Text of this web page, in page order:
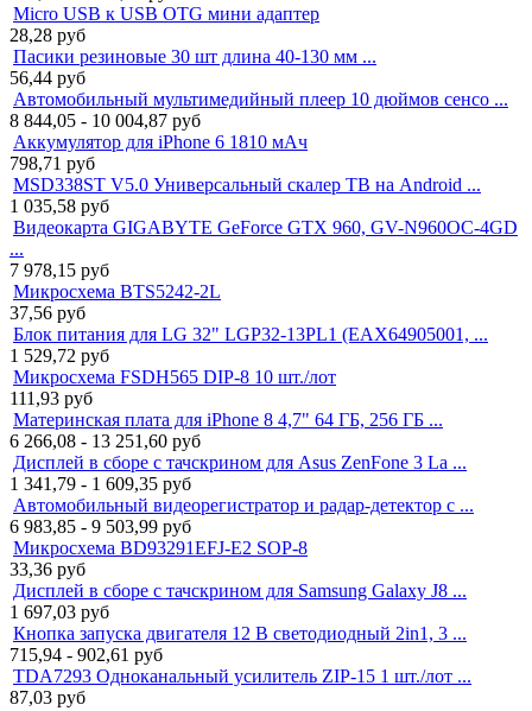
Micro USB к USB OTG мини адаптер
28,28 руб
Пасики резиновые 30 шт длина 40-130 мм ...
56,44 руб
Автомобильный мультимедийный плеер 10 дюймов сенсо ...
8 844,05 - 10 004,87 руб
Аккумулятор для iPhone 6 1810 мАч
798,71 руб
MSD338ST V5.0 Универсальный скалер ТВ на Android ...
1 035,58 руб
Видеокарта GIGABYTE GeForce GTX 960, GV-N960OC-4GD
...
7 978,15 руб
Микросхема BTS5242-2L
37,56 руб
Блок питания для LG 32" LGP32-13PL1 (EAX64905001, ...
1 529,72 руб
Микросхема FSDH565 DIP-8 10 шт./лот
111,93 руб
Материнская плата для iPhone 8 4,7" 64 ГБ, 256 ГБ ...
6 266,08 - 13 251,60 руб
Дисплей в сборе с тачскрином для Asus ZenFone 3 La ...
1 341,79 - 1 609,35 руб
Автомобильный видеорегистратор и радар-детектор с ...
6 983,85 - 9 503,99 руб
Микросхема BD93291EFJ-E2 SOP-8
33,36 руб
Дисплей в сборе с тачскрином для Samsung Galaxy J8 ...
1 697,03 руб
Кнопка запуска двигателя 12 В светодиодный 2in1, 3 ...
715,94 - 902,61 руб
TDA7293 Одноканальный усилитель ZIP-15 1 шт./лот ...
87,03 руб